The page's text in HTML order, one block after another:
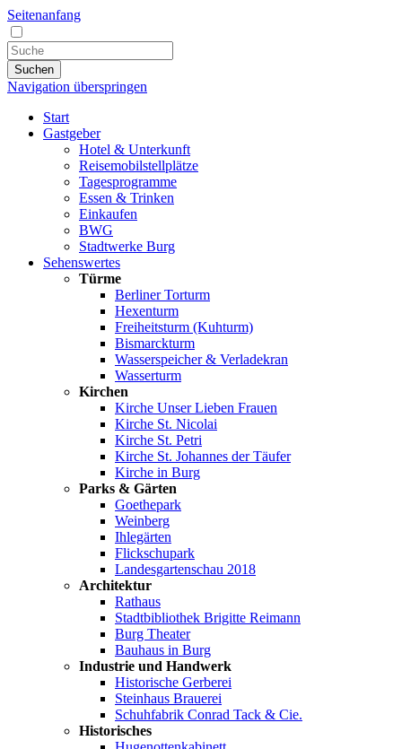
Seitenanfang
Suchen
Navigation überspringen
Start
Gastgeber
Hotel & Unterkunft
Reisemobilstellplätze
Tagesprogramme
Essen & Trinken
Einkaufen
BWG
Stadtwerke Burg
Sehenswertes
Türme
Berliner Torturm
Hexenturm
Freiheitsturm (Kuhturm)
Bismarckturm
Wasserspeicher & Verladekran
Wasserturm
Kirchen
Kirche Unser Lieben Frauen
Kirche St. Nicolai
Kirche St. Petri
Kirche St. Johannes der Täufer
Kirche in Burg
Parks & Gärten
Goethepark
Weinberg
Ihlegärten
Flickschupark
Landesgartenschau 2018
Architektur
Rathaus
Stadtbibliothek Brigitte Reimann
Burg Theater
Bauhaus in Burg
Industrie und Handwerk
Historische Gerberei
Steinhaus Brauerei
Schuhfabrik Conrad Tack & Cie.
Historisches